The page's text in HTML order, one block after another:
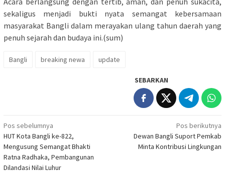
sekaligus menjadi bukti nyata semangat kebersamaan
masyarakat Bangli dalam merayakan ulang tahun daerah yang
penuh sejarah dan budaya ini.(sum)
Bangli breaking newa update
SEBARKAN
Navigasi
pos
Pos sebelumnya
HUT Kota Bangli ke-822,
Mengusung Semangat Bhakti
Ratna Radhaka, Pembangunan
Dilandasi Nilai Luhur
Pos berikutnya
Dewan Bangli Suport Pemkab
Minta Kontribusi Lingkungan